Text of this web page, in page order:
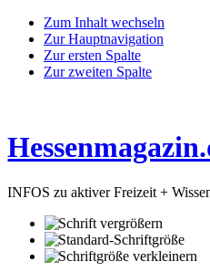
Zum Inhalt wechseln
Zur Hauptnavigation
Zur ersten Spalte
Zur zweiten Spalte
INFOS zu aktiver Freizeit +